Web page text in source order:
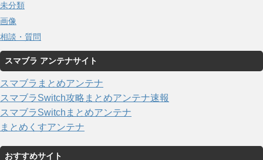
未分類
画像
相談・質問
スマブラ アンテナサイト
スマブラまとめアンテナ
スマブラSwitch攻略まとめアンテナ速報
スマブラSwitchまとめアンテナ
まとめくすアンテナ
おすすめサイト